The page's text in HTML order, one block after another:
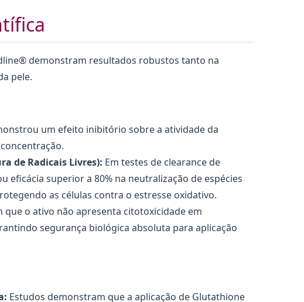
demonstram resultados robustos tanto na
pele.
um efeito inibitório sobre a atividade da
de Radicais Livres): Em testes de clearance de
eficácia superior a 80% na neutralização de espécies
as células contra o estresse oxidativo.
que o ativo não apresenta citotoxicidade em
segurança biológica absoluta para aplicação
Estudos demonstram que a aplicação de Glutathione